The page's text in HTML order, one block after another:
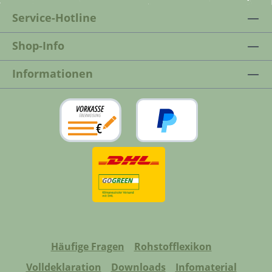
Überstand abnehmen.Sollten dadurch
Schleiffspuren entstanden sein, geben Sie
auf einen Baumwolllappen und polieren
damit die Flächen auf.
(ungleichmäßige Pigmentaufnahme).Das
Pigmentöl Kalkweiß kann als Rohholzeffekt
verwendet werden. Helle Hölzer bleiben
dadurch hell und feuern nicht weiter
an. Mehr Info unter: Holzboden hell
ölen.Die Pigmentöle können auch dem
Parkettöl-Fußbodenöl oder dem Möbel-
Hartöl zur leichten Abtönung beigemischt
werden. Hier ein Beitrag im
Blog: Holzboden farbig ölen.
Service-Hotline
Shop-Info
Informationen
Häufige Fragen
Rohstofflexikon
Volldeklaration
Downloads Infomaterial